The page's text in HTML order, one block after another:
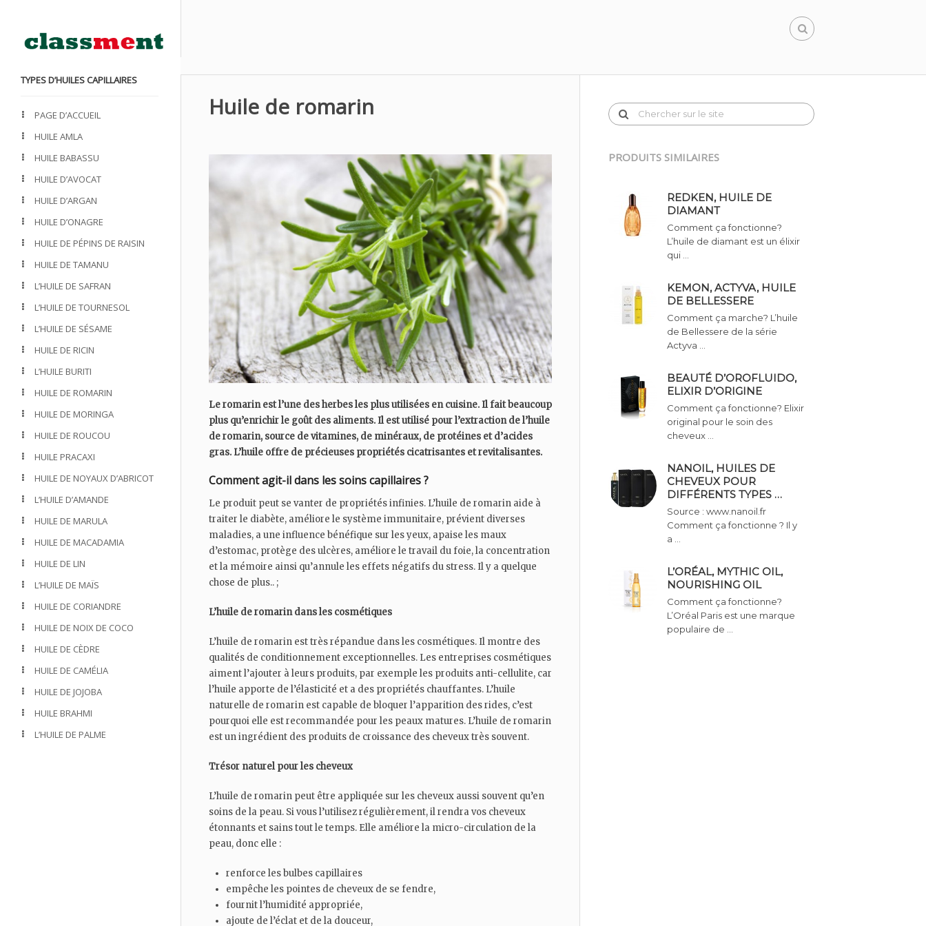
TYPES D’HUILES CAPILLAIRES
PAGE D’ACCUEIL
HUILE AMLA
HUILE BABASSU
HUILE D’AVOCAT
HUILE D’ARGAN
HUILE D’ONAGRE
HUILE DE PÉPINS DE RAISIN
HUILE DE TAMANU
L’HUILE DE SAFRAN
L’HUILE DE TOURNESOL
L’HUILE DE SÉSAME
HUILE DE RICIN
L’HUILE BURITI
HUILE DE ROMARIN
HUILE DE MORINGA
HUILE DE ROUCOU
HUILE PRACAXI
HUILE DE NOYAUX D’ABRICOT
L’HUILE D’AMANDE
HUILE DE MARULA
HUILE DE MACADAMIA
HUILE DE LIN
L’HUILE DE MAÏS
HUILE DE CORIANDRE
HUILE DE NOIX DE COCO
HUILE DE CÈDRE
HUILE DE CAMÉLIA
HUILE DE JOJOBA
HUILE BRAHMI
L’HUILE DE PALME
Huile de romarin
Le romarin est l’une des herbes les plus utilisées en cuisine. Il fait beaucoup
plus qu’enrichir le goût des aliments. Il est utilisé pour l’extraction de l’huile
de romarin, source de vitamines, de minéraux, de protéines et d’acides
gras. L’huile offre de précieuses propriétés cicatrisantes et revitalisantes.
Comment agit-il dans les soins capillaires ?
Le produit peut se vanter de propriétés infinies. L’huile de romarin aide à
traiter le diabète, améliore le système immunitaire, prévient diverses
maladies, a une influence bénéfique sur les yeux, apaise les maux
d’estomac, protège des ulcères, améliore le travail du foie, la concentration
et la mémoire ainsi qu’annule les effets négatifs du stress. Il y a quelque
chose de plus.. ;
L’huile de romarin dans les cosmétiques
L’huile de romarin est très répandue dans les cosmétiques. Il montre des
qualités de conditionnement exceptionnelles. Les entreprises cosmétiques
aiment l’ajouter à leurs produits, par exemple les produits anti-cellulite, car
l’huile apporte de l’élasticité et a des propriétés chauffantes. L’huile
naturelle de romarin est capable de bloquer l’apparition des rides, c’est
pourquoi elle est recommandée pour les peaux matures. L’huile de romarin
est un ingrédient des produits de croissance des cheveux très souvent.
Trésor naturel pour les cheveux
L’huile de romarin peut être appliquée sur les cheveux aussi souvent qu’en
soins de la peau. Si vous l’utilisez régulièrement, il rendra vos cheveux
étonnants et sains tout le temps. Elle améliore la micro-circulation de la
peau, donc elle :
renforce les bulbes capillaires
empêche les pointes de cheveux de se fendre,
fournit l’humidité appropriée,
ajoute de l’éclat et de la douceur,
PRODUITS SIMILAIRES
REDKEN, HUILE DE
DIAMANT
Comment ça fonctionne?
L’huile de diamant est un élixir
qui …
KEMON, ACTYVA, HUILE
DE BELLESSERE
Comment ça marche? L’huile
de Bellessere de la série
Actyva …
BEAUTÉ D’OROFLUIDO,
ELIXIR D’ORIGINE
Comment ça fonctionne? Elixir
original pour le soin des
cheveux …
NANOIL, HUILES DE
CHEVEUX POUR
DIFFÉRENTS TYPES …
Source : www.nanoil.fr
Comment ça fonctionne ? Il y
a …
L’ORÉAL, MYTHIC OIL,
NOURISHING OIL
Comment ça fonctionne?
L’Oréal Paris est une marque
populaire de …